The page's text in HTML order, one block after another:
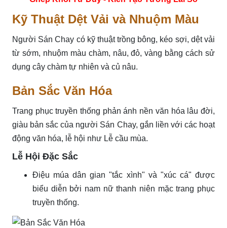
Kỹ Thuật Dệt Vải và Nhuộm Màu
Người Sán Chay có kỹ thuật trồng bông, kéo sợi, dệt vải
từ sớm, nhuộm màu chàm, nâu, đỏ, vàng bằng cách sử
dụng cây chàm tự nhiên và củ nâu.
Bản Sắc Văn Hóa
Trang phục truyền thống phản ánh nền văn hóa lâu đời,
giàu bản sắc của người Sán Chay, gắn liền với các hoạt
động văn hóa, lễ hội như Lễ cầu mùa.
Lễ Hội Đặc Sắc
Điệu múa dân gian "tắc xình" và "xúc cá" được
biểu diễn bởi nam nữ thanh niên mặc trang phục
truyền thống.